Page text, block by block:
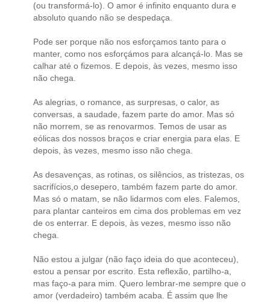
(ou transformá-lo). O amor é infinito enquanto dura e
absoluto quando não se despedaça.
Pode ser porque não nos esforçamos tanto para o
manter, como nos esforçámos para alcançá-lo. Mas se
calhar até o fizemos. E depois, às vezes, mesmo isso
não chega.
As alegrias, o romance, as surpresas, o calor, as
conversas, a saudade, fazem parte do amor. Mas só
não morrem, se as renovarmos. Temos de usar as
eólicas dos nossos braços e criar energia para elas. E
depois, às vezes, mesmo isso não chega.
As desavenças, as rotinas, os silêncios, as tristezas, os
sacrifícios,o desepero, também fazem parte do amor.
Mas só o matam, se não lidarmos com eles. Falemos,
para plantar canteiros em cima dos problemas em vez
de os enterrar. E depois, às vezes, mesmo isso não
chega.
Não estou a julgar (não faço ideia do que aconteceu),
estou a pensar por escrito. Esta reflexão, partilho-a,
mas faço-a para mim. Quero lembrar-me sempre que o
amor (verdadeiro) também acaba. É assim que lhe